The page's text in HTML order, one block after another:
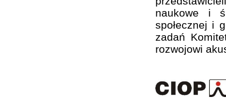
naukowe i
społecznej i
zadań
rozwojowi